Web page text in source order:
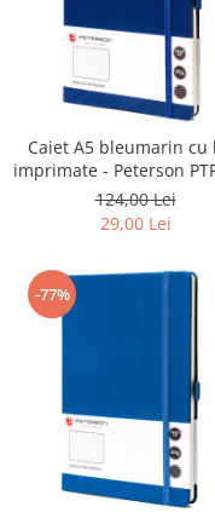
Caiet A5 bleumarin cu
imprimate - Peterson
NOT-6-LN-Q2-8792
124,00 Lei
29,00 Lei
-77%